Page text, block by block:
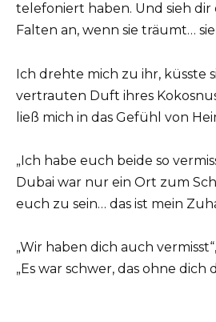
telefoniert haben. Und sieh dir
Falten an, wenn sie träumt…
Ich drehte mich zu ihr, küsste
vertrauten Duft ihres
ließ mich in das Gefühl von
„Ich habe euch beide so
Dubai war nur ein Ort zum
euch zu sein… das ist mein
„Wir haben dich auch
„Es war schwer, das ohne dich